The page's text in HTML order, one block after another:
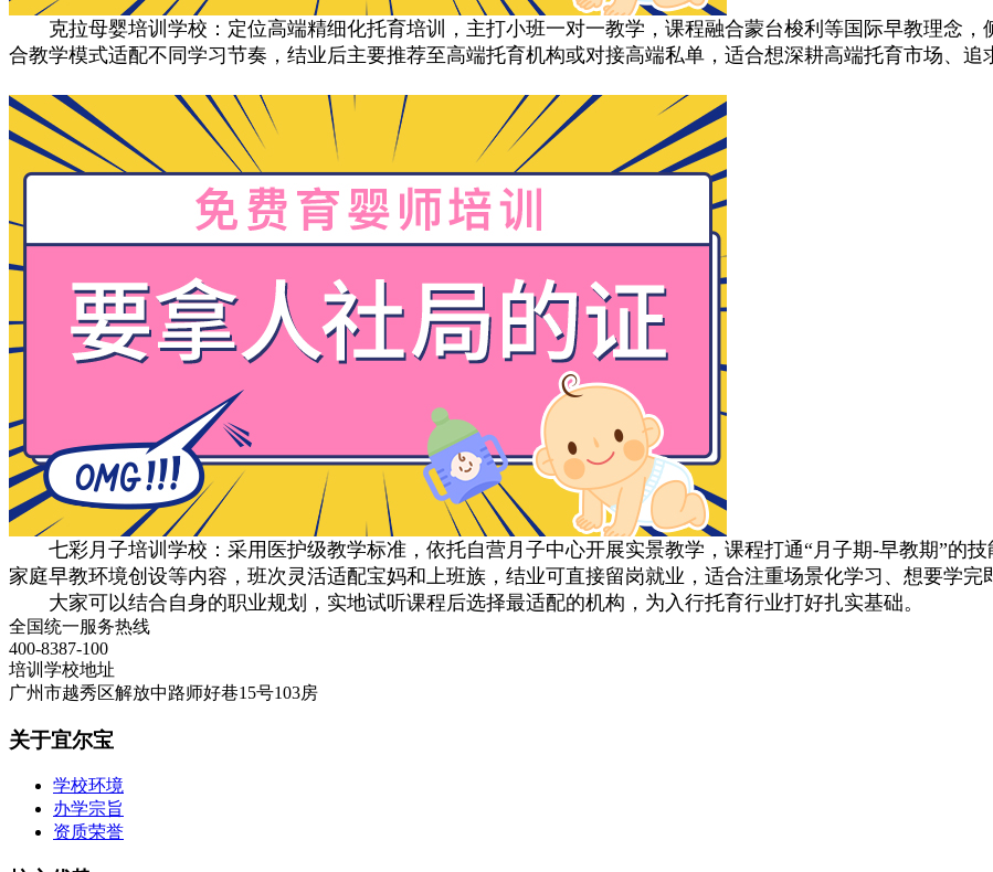
克拉母婴培训学校‌：定位高端精细化托育培训，主打小班一对一教学，课程融合蒙台梭利等国际早教理念，
合教学模式适配不同学习节奏，结业后主要推荐至高端托育机构或对接高端私单，适合想深耕高端托育市场、追
七彩月子培训学校‌：采用医护级教学标准，依托自营月子中心开展实景教学，课程打通“月子期-早教期”的技
家庭早教环境创设等内容，班次灵活适配宝妈和上班族，结业可直接留岗就业，适合注重场景化学习、想要学完
大家可以结合自身的职业规划，实地试听课程后选择最适配的机构，为入行托育行业打好扎实基础。
全国统一服务热线
400-8387-100
培训学校地址
广州市越秀区解放中路师好巷15号103房
关于宜尔宝
学校环境
办学宗旨
资质荣誉